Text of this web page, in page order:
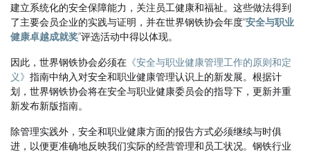
建立系统化的安全保障能力，关注员工健康和福祉。这些做法得到
了主要会员企业的实践与证明，并在世界钢铁协会年度“安全与职业
健康卓越成就奖”评选活动中得以体现。
因此，世界钢铁协会必须在 《安全与职业健康管理工作的原则和定
义》 指南中纳入对安全和职业健康管理认识上的新发展。根据计
划，世界钢铁协会将在安全与职业健康委员会的指导下，更新并重
新发布新版指南。
除管理实践外，安全和职业健康方面的报告方式必须继续与时俱
进，以便更准确地反映我们实际的经营管理和员工状况。钢铁行业